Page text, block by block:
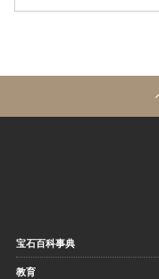
宝石百科事典
教育